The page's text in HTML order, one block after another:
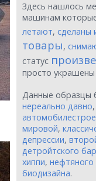
Здесь нашлось
машинам
летают, сделаны
товары,
статус
просто украшены
Данные образцы
нереально давно,
мировой,
депрессии,
детройтского
хиппи, нефтяного
биодизайна.